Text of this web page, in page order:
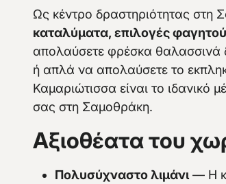
Ως κέντρο δραστηριότητας στη
καταλύματα, επιλογές φαγητού,
απολαύσετε φρέσκα θαλασσινά
ή απλά να απολαύσετε το
Καμαριώτισσα είναι το ιδανικό
σας στη Σαμοθράκη.
Αξιοθέατα του
Πολυσύχναστο λιμάνι— Η